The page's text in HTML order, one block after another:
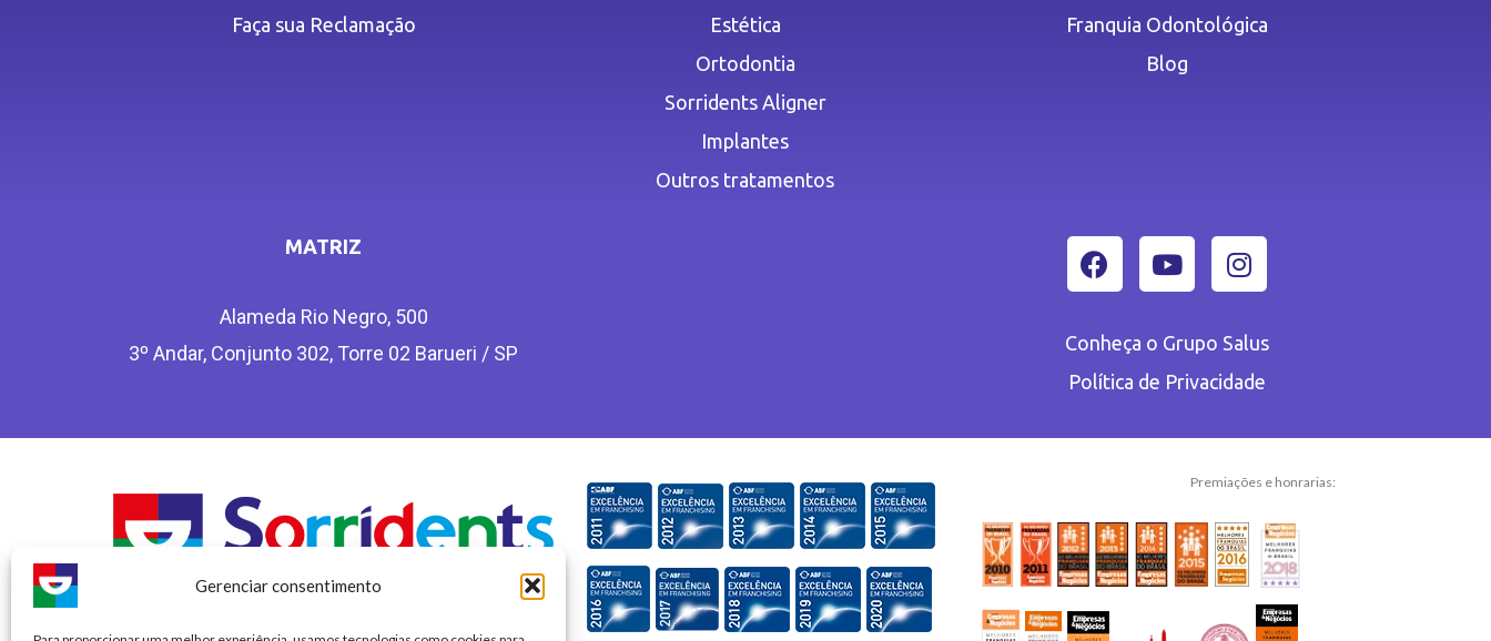
Gerenciar consentimento
Faça sua Reclamação
Estética
Ortodontia
Sorridents Aligner
Implantes
Outros tratamentos
Franquia Odontológica
Blog
MATRIZ
Alameda Rio Negro, 500
3º Andar, Conjunto 302, Torre 02 Barueri / SP
Conheça o Grupo Salus
Política de Privacidade
Premiações e honrarias: